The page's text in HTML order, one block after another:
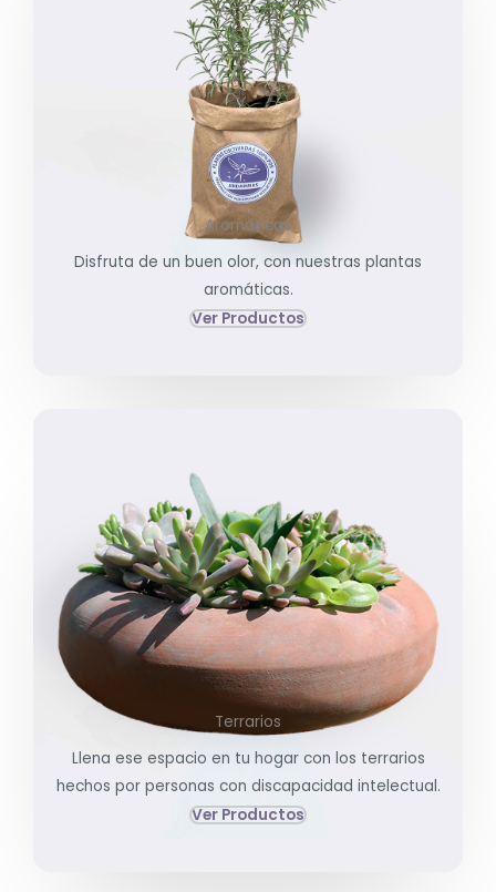
Aromáticas
Disfruta de un buen olor, con nuestras plantas
aromáticas.
Ver Productos
Terrarios
Llena ese espacio en tu hogar con los terrarios
hechos por personas con discapacidad intelectual.
Ver Productos